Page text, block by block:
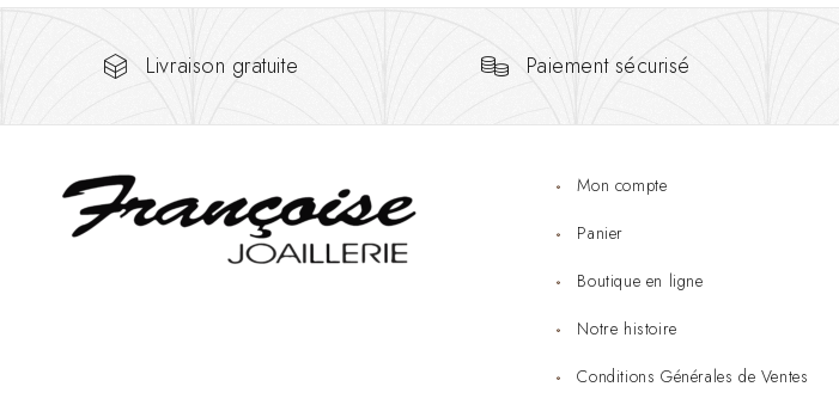
Livraison gratuite Paiement sécurisé
Mon compte
Panier
Boutique en ligne
Notre histoire
Conditions Générales de Ventes